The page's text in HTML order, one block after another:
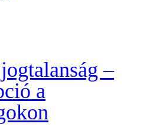
–
a